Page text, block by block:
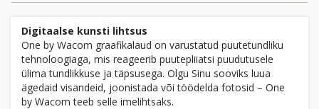
Digitaalse kunsti lihtsus
One by Wacom graafikalaud on varustatud puutetundliku
tehnoloogiaga, mis reageerib puutepliiatsi puudutusele
ülima tundlikkuse ja täpsusega. Olgu Sinu sooviks luua
ägedaid visandeid, joonistada või töödelda fotosid – One
by Wacom teeb selle imelihtsaks.